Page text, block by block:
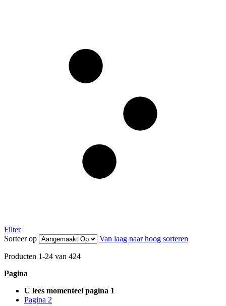
Filter
Sorteer op
Van laag naar hoog sorteren
Producten 1-24 van 424
Pagina
U lees momenteel pagina 1
Pagina 2